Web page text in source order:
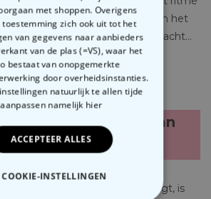
aansleept, neem dan misschien het
over te praten? Het zou onverwacht…
hebben.
P. 💞
liefde verklaren aan
is! Zoals het woord zelf zegt, is
met shoppen. Overigens
zich ook uit tot het
van gegevens naar aanbieders
van de plas (=VS), waar het
bestaat van onopgemerkte
door overheidsinstanties.
instellingen natuurlijk te allen tijde
aanpassen namelijk hier
ACCEPTEER ALLES
COOKIE-INSTELLINGEN